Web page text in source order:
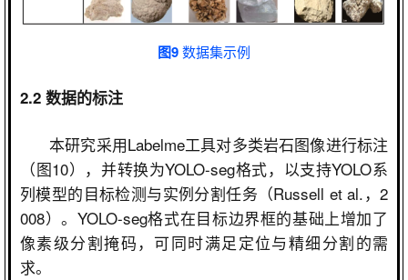
图9数据集示例
2.2 数据的标注
本研究采用Labelme工具对多类岩石图像进行标注
（图10），并转换为YOLO-seg格式，以支持YOLO系
列模型的目标检测与实例分割任务（Russell et al. ，2
008）。 YOLO-seg格式在目标边界框的基础上增加了
像素级分割掩码，可同时满足定位与精细分割的需
求。